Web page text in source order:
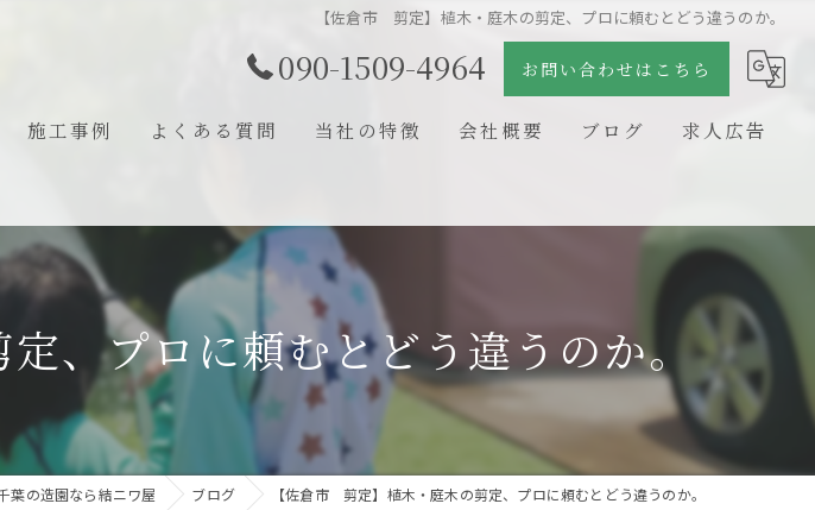
【佐倉市 剪定】植木・庭木の剪定、プロに頼むとどう違うのか。
090-1509-4964 お問い合わせはこちら
施工事例 よくある質問 当社の特徴
石組
剪定
新築
リフォーム
会社概要 ブログ 求人広告
、プロに頼むとどう違うのか。
葉の造園なら結ニワ屋 ブログ 【佐倉市 剪定】植木・庭木の剪定、プロに頼むとどう違うのか。